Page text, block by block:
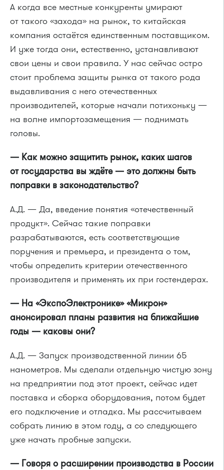
А когда все местные конкуренты умирают
от такого «захода» на рынок, то китайская
компания остаётся единственным поставщиком.
И уже тогда они, естественно, устанавливают
свои цены и свои правила. У нас сейчас остро
стоит проблема защиты рынка от такого рода
выдавливания с него отечественных
производителей, которые начали потихоньку —
на волне импортозамещения — поднимать
головы.
— Как можно защитить рынок, каких шагов
от государства вы ждёте — это должны быть
поправки в законодательство?
А.Д. — Да, введение понятия «отечественный
продукт». Сейчас такие поправки
разрабатываются, есть соответствующие
поручения и премьера, и президента о том,
чтобы определить критерии отечественного
производителя и применять их при гостендерах.
— На «ЭкспоЭлектронике» «Микрон»
анонсировал планы развития на ближайшие
годы — каковы они?
А.Д. — Запуск производственной линии 65
нанометров. Мы сделали отдельную чистую зону
на предприятии под этот проект, сейчас идет
поставка и сборка оборудования, потом будет
его подключение и отладка. Мы рассчитываем
собрать линию в этом году, а со следующего
уже начать пробные запуски.
— Говоря о расширении производства в России